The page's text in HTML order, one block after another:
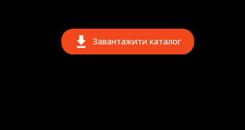
Завантажити каталог